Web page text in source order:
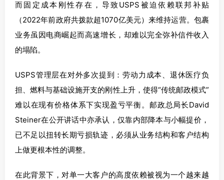
而固定成本刚性存在，导致USPS被迫依赖联邦补贴
（2022年前政府共拨款超1070亿美元）来维持运营。包裹
业务虽因电商崛起而高速增长，却难以完全弥补信件收入
的塌陷。
USPS管理层在对外多次提到：劳动力成本、退休医疗负
担、燃料与基础设施开支的刚性上升，使得“传统邮政模式”
难以在现有价格体系下实现盈亏平衡。邮政总局长David
Steiner在公开讲话中亦承认，仅靠内部降本与小幅提价，
已不足以扭转长期亏损轨迹，必须从业务结构和客户结构
上做更根本性的调整。
在此背景下，对单一大客户的高度依赖被视为一个越来越